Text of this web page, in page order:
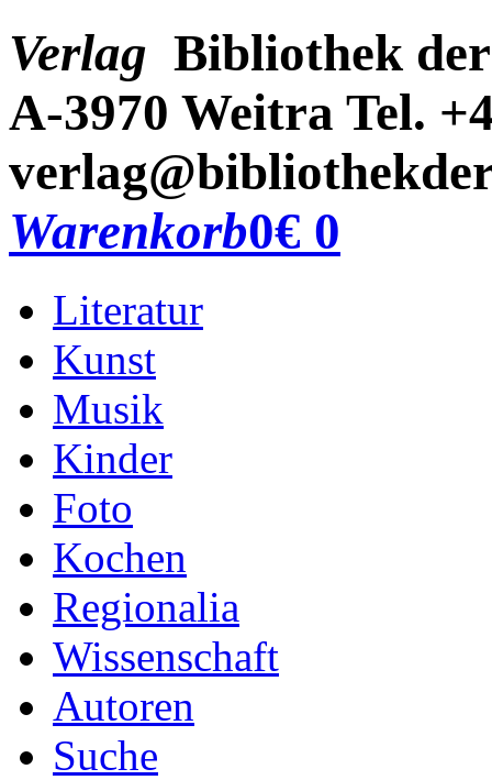
Verlag Bibliothek
A-3970 Weitra Tel.
Warenkorb0€ 0
Literatur
Kunst
Musik
Kinder
Foto
Kochen
Regionalia
Wissenschaft
Autoren
Suche